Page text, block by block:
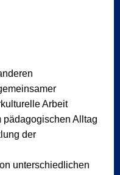
Arbeit
pädagogischen Alltag
der
unterschiedlichen